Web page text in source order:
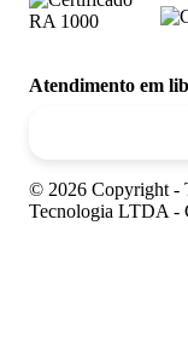
Atendimento em
© 2026 Copyright -
Tecnologia LTDA -